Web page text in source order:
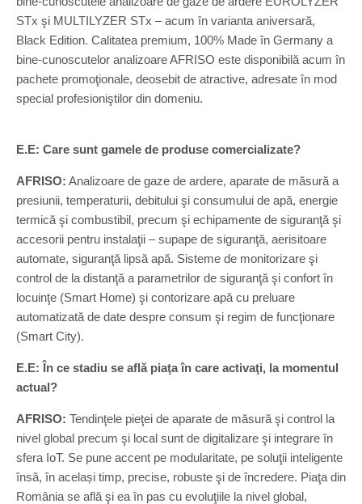
STx şi MULTILYZER STx – acum în varianta aniversară,
Black Edition. Calitatea premium, 100% Made în Germany a
bine-cunoscutelor analizoare AFRISO este disponibilă acum în
pachete promoţionale, deosebit de atractive, adresate în mod
special profesioniştilor din domeniu.
E.E: Care sunt gamele de produse comercializate?
AFRISO: Analizoare de gaze de ardere, aparate de măsură a
presiunii, temperaturii, debitului şi consumului de apă, energie
termică şi combustibil, precum şi echipamente de siguranţă şi
accesorii pentru instalaţii – supape de siguranţă, aerisitoare
automate, siguranţă lipsă apă. Sisteme de monitorizare şi
control de la distanţă a parametrilor de siguranţă şi confort în
locuinţe (Smart Home) şi contorizare apă cu preluare
automatizată de date despre consum şi regim de funcţionare
(Smart City).
E.E: În ce stadiu se află piaţa în care activaţi, la momentul
actual?
AFRISO: Tendinţele pieţei de aparate de măsură şi control la
nivel global precum şi local sunt de digitalizare şi integrare în
sfera IoT. Se pune accent pe modularitate, pe soluţii inteligente
însă, în același timp, precise, robuste şi de încredere. Piaţa din
România se află şi ea în pas cu evoluţiile la nivel global,